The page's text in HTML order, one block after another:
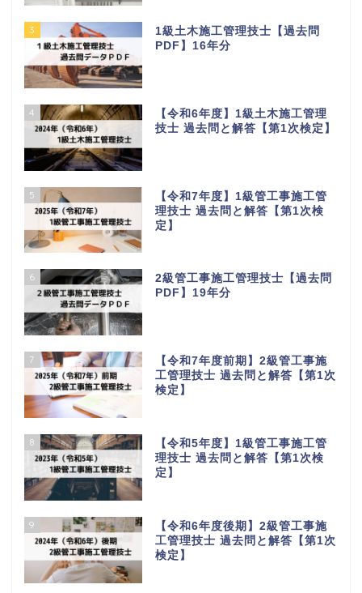
3
1級土木施工管理技士【過去問
PDF】16年分
4
【令和6年度】1級土木施工管理
技士 過去問と解答【第1次検定】
5
【令和7年度】1級管工事施工管
理技士 過去問と解答【第1次検
定】
6
2級管工事施工管理技士【過去問
PDF】19年分
7
【令和7年度前期】2級管工事施
工管理技士 過去問と解答【第1次
検定】
8
【令和5年度】1級管工事施工管
理技士 過去問と解答【第1次検
定】
9
【令和6年度後期】2級管工事施
工管理技士 過去問と解答【第1次
検定】